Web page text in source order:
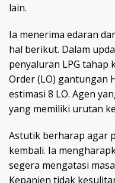
lain.
Ia menerima edaran
hal berikut. Dalam
penyaluran LPG tahap
Order (LO) gantungan
estimasi 8 LO. Agen
yang memiliki urutan
Astutik berharap agar
kembali. Ia
segera mengatasi
Kepanjen tidak